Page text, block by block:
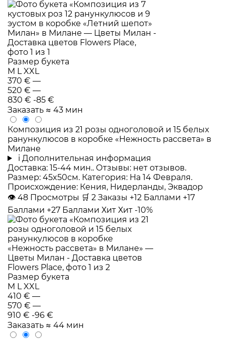
Размер букета
M LXXL
370 € —
520 € —
830 € -85 €
Заказать ≈ 43 мин
Композиция из 21 розы одноголовой и 15 белых
ранункулюсов в коробке «Нежность рассвета» в
Милане
i Дополнительная информация
Доставка: 15-44 мин.. Отзывы: нет отзывов.
Размер: 45x50см. Категория: На 14 Февраля.
Происхождение: Кения, Нидерланды, Эквадор
👁 48 Просмотры 🛒 2 Заказы +12 Баллами +17
Баллами +27 Баллами Хит Хит -10%
Размер букета
M LXXL
410 € —
570 € —
910 € -96 €
Заказать ≈ 44 мин